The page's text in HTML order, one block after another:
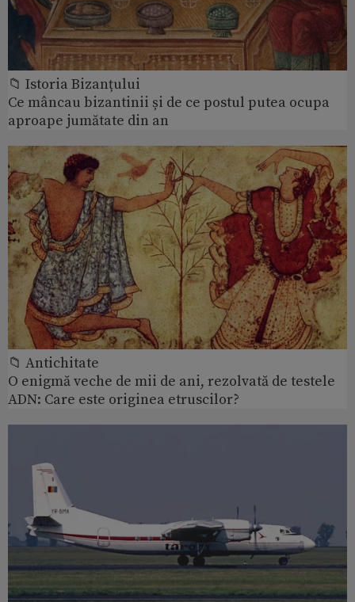
📁 Istoria Bizanțului
Ce mâncau bizantinii și de ce postul putea ocupa
aproape jumătate din an
📁 Antichitate
O enigmă veche de mii de ani, rezolvată de testele
ADN: Care este originea etruscilor?